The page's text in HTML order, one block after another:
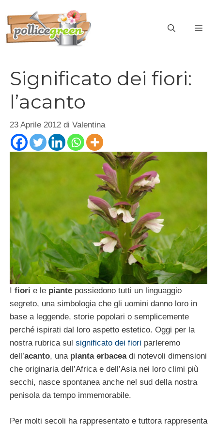
contenuto
Significato dei fiori:
l’acanto
23 Aprile 2012 di Valentina
I fiori e le piante possiedono tutti un linguaggio
segreto, una simbologia che gli uomini danno loro in
base a leggende, storie popolari o semplicemente
perché ispirati dal loro aspetto estetico. Oggi per la
nostra rubrica sul significato dei fiori parleremo
dell’acanto, una pianta erbaceadi notevoli dimensioni
che originaria dell’Africa e dell’Asia nei loro climi più
secchi, nasce spontanea anche nel sud della nostra
penisola da tempo immemorabile.
Per molti secoli ha rappresentato e tuttora rappresenta